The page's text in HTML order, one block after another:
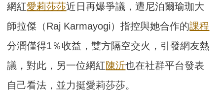
網紅愛莉莎莎近日再爆爭議，遭尼泊爾瑜珈大
師拉傑（Raj Karmayogi）指控與她合作的課程
分潤僅得1％收益，雙方隔空交火，引發網友熱
議，對此，另一位網紅陳沂也在社群平台發表
自己看法，並力挺愛莉莎莎。